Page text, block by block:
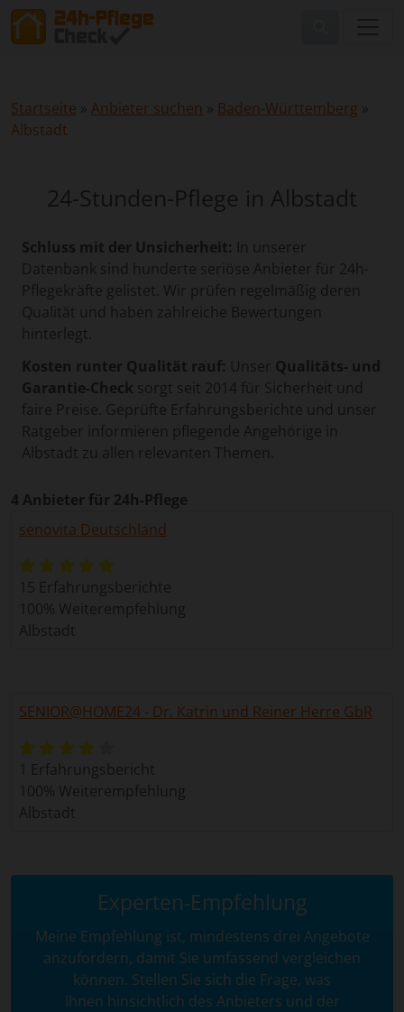
Startseite » Anbieter suchen » Baden-Württemberg »
Albstadt
24-Stunden-Pflege in Albstadt
Schluss mit der Unsicherheit: In unserer
Datenbank sind hunderte seriöse Anbieter für 24h-
Pflegekräfte gelistet. Wir prüfen regelmäßig deren
Qualität und haben zahlreiche Bewertungen
hinterlegt.
Kosten runter Qualität rauf: Unser Qualitäts- und
Garantie-Check sorgt seit 2014 für Sicherheit und
faire Preise. Geprüfte Erfahrungsberichte und unser
Ratgeber informieren pflegende Angehörige in
Albstadt zu allen relevanten Themen.
4 Anbieter für 24h-Pflege
senovita Deutschland
15 Erfahrungsberichte
100% Weiterempfehlung
Albstadt
SENIOR@HOME24 - Dr. Katrin und Reiner Herre GbR
1 Erfahrungsbericht
100% Weiterempfehlung
Albstadt
Experten-Empfehlung
Meine Empfehlung ist, mindestens drei Angebote
anzufordern, damit Sie umfassend vergleichen
können. Stellen Sie sich die Frage, was
Ihnen hinsichtlich des Anbieters und der